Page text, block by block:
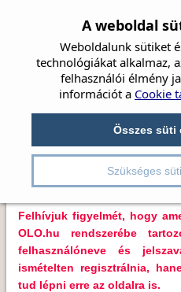
Címlap Hírek
Beszámolók
Kongresszusok
Kedves
Üdvözöljük Önt az OLO.hu
szemorvostarsasag.hu
Felhívjuk figyelmét, hogy
OLO.hu rendszerébe
felhasználóneve és
ismételten regisztrálnia,
tud lépni erre az oldalra is.
A weboldal
Weboldalunk sütiket
technológiákat alkalmaz,
felhasználói élmény
információt a Cookie
Összes süti
Szükséges